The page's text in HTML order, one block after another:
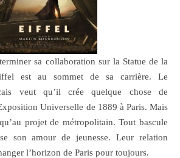
sa collaboration sur la Statue de la
est au sommet de sa carrière. Le
veut qu’il crée quelque chose de
Universelle de 1889 à Paris. Mais
projet de métropolitain. Tout bascule
son amour de jeunesse. Leur relation
l’horizon de Paris pour toujours.